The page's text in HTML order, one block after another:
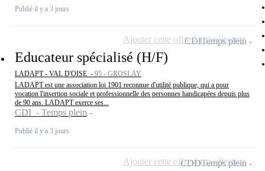
Publié il y a 3 jours
Educateur spécialisé (H/F)
LADAPT - VAL D'OISE - 95 - GROSLAY
LADAPT est une association loi 1901 reconnue d'utilité publique, qui a pour
vocation l'insertion sociale et professionnelle des personnes handicapées depuis plus
de 90 ans. LADAPT exerce ses...
CDI - Temps plein
Publié il y a 3 jours
CDITemps plein
Ajouter cette offre à ma sélection
CDDTemps plein
Ajouter cette offre à ma sélection